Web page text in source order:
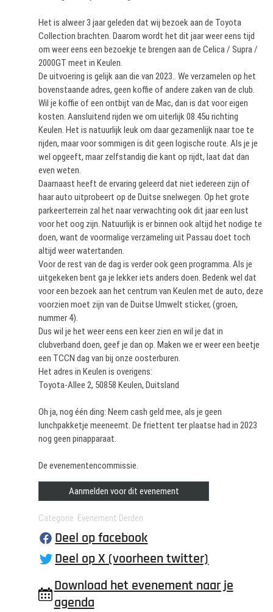
Het is alweer 3 jaar geleden dat wij bezoek aan de Toyota
Collection brachten. Daarom wordt het dit jaar weer eens tijd
om weer eens een bezoekje te brengen aan de Celica / Supra /
2000GT meet in Keulen.
De uitvoering is gelijk aan die van 2023.. We verzamelen op het
bovenstaande adres, geen koffie of andere zaken van de club.
Wil je koffie of een ontbijt van de Mac, dan is dat voor eigen
kosten. Aansluitend rijden we om uiterlijk 08.45u richting
Keulen. Het is natuurlijk leuk om daar gezamenlijk naar toe te
rijden, maar voor sommigen is dit geen logische route. Als je je
wel opgeeft, maar zelfstandig die kant op rijdt, laat dat dan
even weten.
Daarnaast heeft de ervaring geleerd dat niet iedereen zijn of
haar auto uitprobeert op de Duitse snelwegen. Op het grote
parkeerterrein zal het naar verwachting ook dit jaar een lust
voor het oog zijn. Natuurlijk is er binnen ook altijd het nodige te
doen, want de voormalige verzameling uit Passau doet toch
altijd weer watertanden.
Voor de rest van de dag is verder ook geen programma. Als je
uitgekeken bent ga je lekker iets anders doen. Bedenk wel dat
voor een bezoek aan het centrum van Keulen met de auto, deze
voorzien moet zijn van de Duitse Umwelt sticker, (groen,
nummer 4).
Dus wil je het weer eens een keer zien en wil je dat in
clubverband doen, geef je dan op. Maken we er weer een beetje
een TCCN dag van bij onze oosterburen.
Het adres in Keulen is overigens:
Toyota-Allee 2, 50858 Keulen, Duitsland
Oh ja, nog één ding: Neem cash geld mee, als je geen
lunchpakketje meeneemt. De friettent ter plaatse had in 2023
nog geen pinapparaat.
De evenementencommissie.
Aanmelden voor dit evenement
Categorie Evenement Derden
Deel op facebook
Deel op X (voorheen twitter)
Download het evenement naar je
agenda